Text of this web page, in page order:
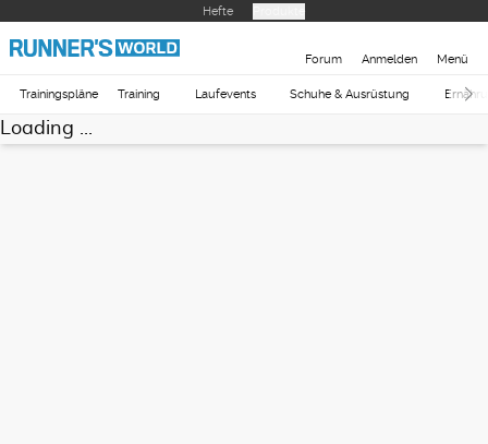
Hefte
Forum Anmelden Menü
Trainingspläne Training Laufevents Schuhe & Ausrüstung
Loading ...